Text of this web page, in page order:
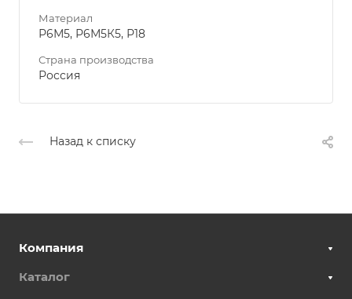
Материал
Р6М5, Р6М5К5, Р18
Страна производства
Россия
Назад к списку
Компания
Каталог